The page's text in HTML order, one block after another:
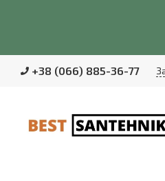
+38 (066) 885-36-77